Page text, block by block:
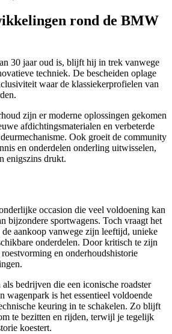
rond de BMW
30 jaar oud is, blijft hij in trek vanwege
techniek. De bescheiden oplage
waar de klassiekerprofielen van
zijn er moderne oplossingen gekomen
afdichtingsmaterialen en verbeterde
Ook groeit de community
en onderdelen onderling uitwisselen,
enigszins drukt.
occasion die veel voldoening kan
bijzondere sportwagens. Toch vraagt het
aankoop vanwege zijn leeftijd, unieke
onderdelen. Door kritisch te zijn
en onderhoudshistorie
bedrijven die een iconische roadster
wagenpark is het essentieel voldoende
keuring in te schakelen. Zo blijft
te bezitten en rijden, terwijl je tegelijk
koestert.